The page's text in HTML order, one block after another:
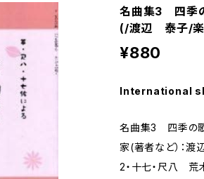
名曲集3 四季
(/渡辺 泰子/楽
¥880
International
名曲集3 四季の
家(著者など）：
2・十七・尺八 荒